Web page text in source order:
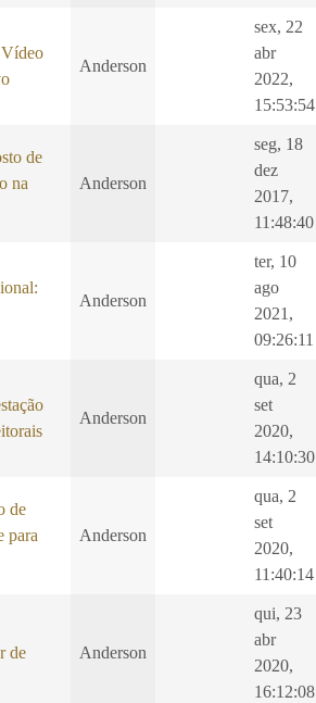
Anderson
sex, 22
abr
2022,
15:53:54
de
na
Anderson
seg, 18
dez
2017,
11:48:40
Anderson
ter, 10
ago
2021,
09:26:11
Anderson
qua, 2
set
2020,
14:10:30
de
para
Anderson
qua, 2
set
2020,
11:40:14
de
Anderson
qui, 23
abr
2020,
16:12:08